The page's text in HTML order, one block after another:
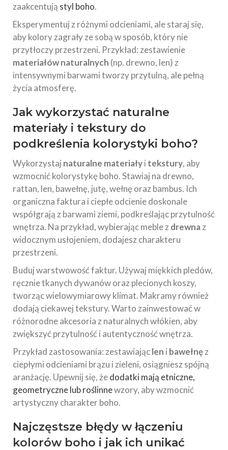
zaakcentują styl boho.
Eksperymentuj z różnymi odcieniami, ale staraj się,
aby kolory zagrały ze sobą w sposób, który nie
przytłoczy przestrzeni. Przykład: zestawienie
materiałów naturalnych (np. drewno, len) z
intensywnymi barwami tworzy przytulną, ale pełną
życia atmosferę.
Jak wykorzystać naturalne
materiały i tekstury do
podkreślenia kolorystyki boho?
Wykorzystaj naturalne materiałyi tekstury, aby
wzmocnić kolorystykę boho. Stawiaj na drewno,
rattan, len, bawełnę, jutę, wełnę oraz bambus. Ich
organiczna faktura i ciepłe odcienie doskonale
współgrają z barwami ziemi, podkreślając przytulność
wnętrza. Na przykład, wybierając meble z drewnaz
widocznym usłojeniem, dodajesz charakteru
przestrzeni.
Buduj warstwowość faktur. Używaj miękkich pledów,
ręcznie tkanych dywanów oraz plecionych koszy,
tworząc wielowymiarowy klimat. Makramy również
dodają ciekawej tekstury. Warto zainwestować w
różnorodne akcesoria z naturalnych włókien, aby
zwiększyć przytulność i autentyczność wnętrza.
Przykład zastosowania: zestawiająclen i bawełnęz
ciepłymi odcieniami brązu i zieleni, osiągniesz spójną
aranżację. Upewnij się, żedodatki mają etniczne,
geometryczne lub roślinnewzory, aby wzmocnić
artystyczny charakter boho.
Najczęstsze błędy w łączeniu
kolorów boho i jak ich unikać